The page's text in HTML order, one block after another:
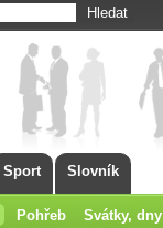
Sport Slovník
Pohřeb
Svátky, dny